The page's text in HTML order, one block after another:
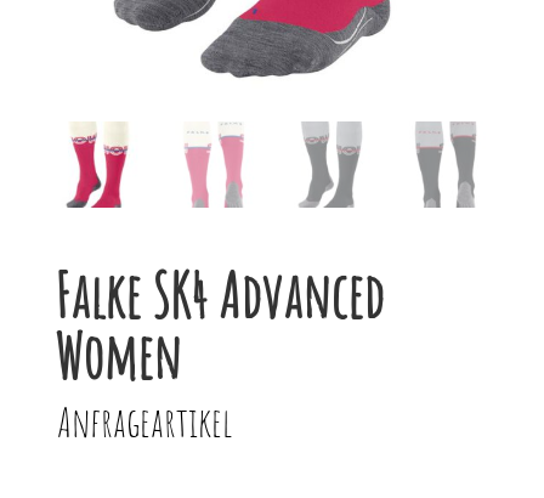
Falke SK4 Advanced
Women
Anfrageartikel